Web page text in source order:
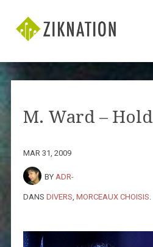
M. Ward –
MAR 31, 2009
BY ADR-
DANS DIVERS MORCEAUX CHOISIS